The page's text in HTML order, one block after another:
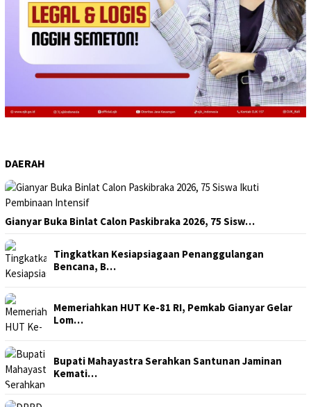
DAERAH
Gianyar Buka Binlat Calon Paskibraka 2026, 75 Sisw…
Tingkatkan Kesiapsiagaan Penanggulangan
Bencana, B…
Memeriahkan HUT Ke-81 RI, Pemkab Gianyar Gelar
Lom…
Bupati Mahayastra Serahkan Santunan Jaminan
Kemati…